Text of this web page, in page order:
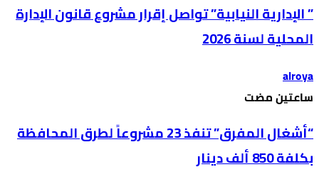
” الإدارية النيابية” تواصل إقرار مشروع قانون الإدارة
المحلية لسنة 2026
alroya
‫‫‫‏‫ساعتين مضت‬
“أشغال المفرق” تنفذ 23 مشروعاً لطرق المحافظة
بكلفة 850 ألف دينار